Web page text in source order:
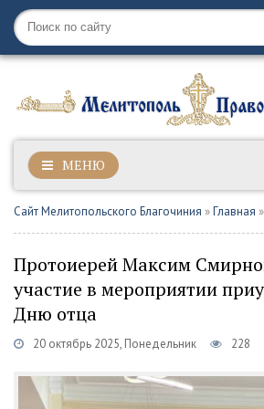
МЕНЮ
Сайт Мелитопольского Благочиния »Главная »
Протоиерей Максим
участие в мероприятии
Дню отца
20 октябрь 2025, Понедельник 228